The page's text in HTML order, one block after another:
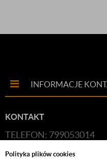
Polityka plików cookies
INFORMACJE
KONTAKT
TELEFON: 799053014
E-MAIL: